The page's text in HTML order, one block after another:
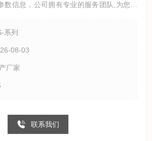
数信息，公司拥有专业的服务团队,为您提
系列
08-03
厂家
联系我们